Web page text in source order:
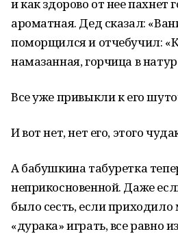
и как здорово от нее пахнет
ароматная. Дед сказал:
поморщился и отчебучил:
намазанная, горчица в
Все уже привыкли к его
И вот нет, нет его, этого
А бабушкина табуретка
неприкосновенной. Даже
было сесть, если
«дурака» играть, все равно